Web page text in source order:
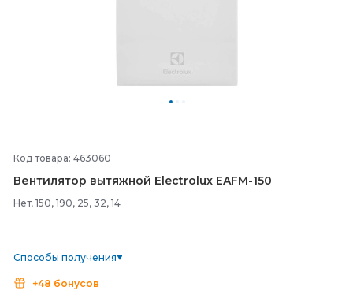
Код товара: 463060
Вентилятор вытяжной Electrolux EAFM-150
Нет, 150, 190, 25, 32, 14
Способы получения
+48 бонусов